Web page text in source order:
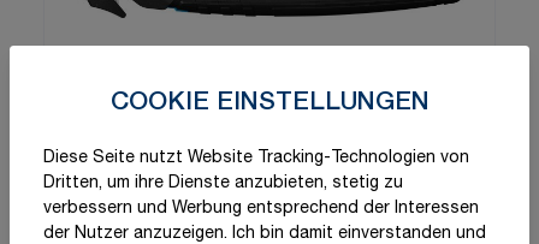
COOKIE EINSTELLUNGEN
Diese Seite nutzt Website Tracking-Technologien von
Dritten, um ihre Dienste anzubieten, stetig zu
verbessern und Werbung entsprechend der Interessen
der Nutzer anzuzeigen. Ich bin damit einverstanden und